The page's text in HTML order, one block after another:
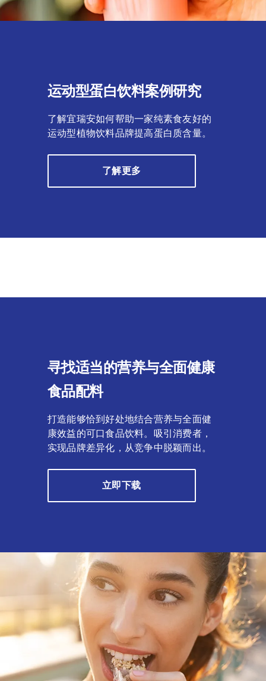
运动型蛋白饮料案例研究
了解宜瑞安如何帮助一家纯素食友好的
运动型植物饮料品牌提高蛋白质含量。
了解更多
寻找适当的营养与全面健康
食品配料
打造能够恰到好处地结合营养与全面健
康效益的可口食品饮料。吸引消费者，
实现品牌差异化，从竞争中脱颖而出。
立即下载